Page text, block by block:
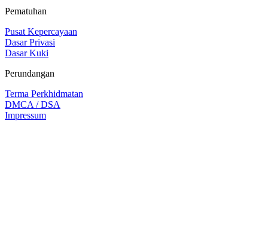
Pematuhan
Pusat Kepercayaan
Dasar Privasi
Dasar Kuki
Perundangan
Terma Perkhidmatan
DMCA / DSA
Impressum